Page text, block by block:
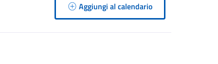
Aggiungi al calendario